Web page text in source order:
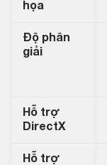
họa
Độ phân
giải
Hỗ trợ
DirectX
Hỗ trợ